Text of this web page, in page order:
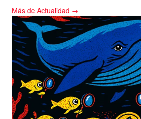
Más de Actualidad →